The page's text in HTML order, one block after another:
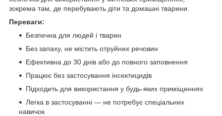
зокрема там, де перебувають діти та домашні тварини.
Переваги:
Безпечна для людей і тварин
Без запаху, не містить отруйних речовин
Ефективна до 30 днів або до повного заповнення
Працює без застосування інсектицидів
Підходить для використання у будь-яких приміщеннях
Легка в застосуванні — не потребує спеціальних
навичок